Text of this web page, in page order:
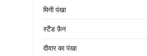
मिनी पंखा
स्टैंड फ़ैन
दीवार का पंखा